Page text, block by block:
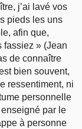
j’ai lavé vos
pieds les uns
afin que,
fassiez » (Jean
de connaître
bien souvent,
ressentiment, ni
personnelle
par le
à personne